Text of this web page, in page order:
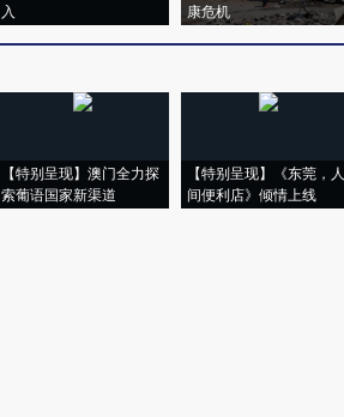
入
康危机
【特别呈现】澳门全力探
索葡语国家新渠道
【特别呈现】《东莞，人
间便利店》倾情上线